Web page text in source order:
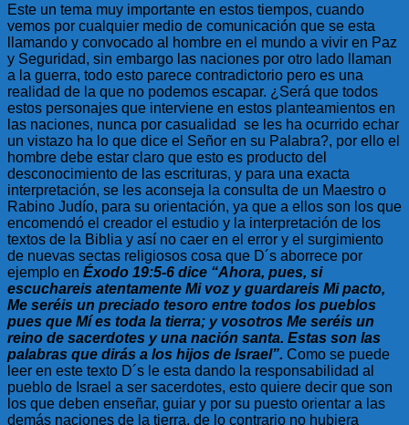
Este un tema muy importante en estos tiempos, cuando
vemos por cualquier medio de comunicación que se esta
llamando y convocado al hombre en el mundo a vivir en Paz
y Seguridad, sin embargo las naciones por otro lado llaman
a la guerra, todo esto parece contradictorio pero es una
realidad de la que no podemos escapar. ¿Será que todos
estos personajes que interviene en estos planteamientos en
las naciones, nunca por casualidad se les ha ocurrido echar
un vistazo ha lo que dice el Señor en su Palabra?, por ello el
hombre debe estar claro que esto es producto del
desconocimiento de las escrituras, y para una exacta
interpretación, se les aconseja la consulta de un Maestro o
Rabino Judío, para su orientación, ya que a ellos son los que
encomendó el creador el estudio y la interpretación de los
textos de la Biblia y así no caer en el error y el surgimiento
de nuevas sectas religiosos cosa que D´s aborrece por
ejemplo en Éxodo 19:5-6 dice “Ahora, pues, si
escuchareis atentamente Mi voz y guardareis Mi pacto,
Me seréis un preciado tesoro entre todos los pueblos
pues que Mí es toda la tierra; y vosotros Me seréis un
reino de sacerdotes y una nación santa. Estas son las
palabras que dirás a los hijos de Israel”. Como se puede
leer en este texto D´s le esta dando la responsabilidad al
pueblo de Israel a ser sacerdotes, esto quiere decir que son
los que deben enseñar, guiar y por su puesto orientar a las
demás naciones de la tierra, de lo contrario no hubiera